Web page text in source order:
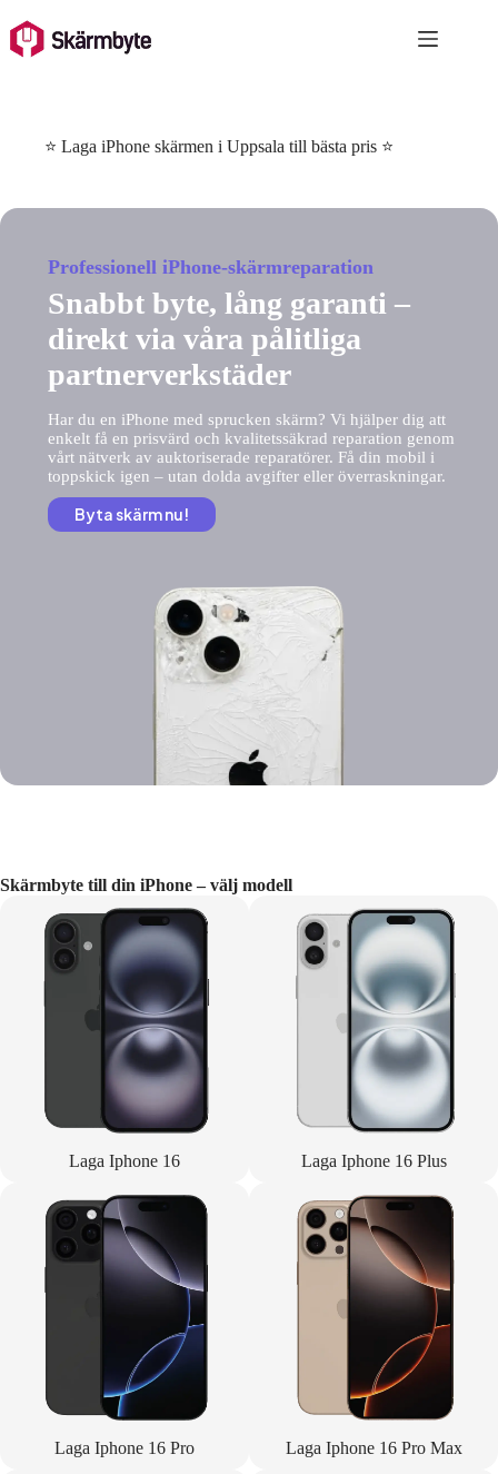
to
content
⭐ Laga iPhone skärmen i Uppsala till bästa pris ⭐
Professionell iPhone-skärmreparation
Snabbt byte, lång garanti –
direkt via våra pålitliga
partnerverkstäder
Har du en iPhone med sprucken skärm? Vi hjälper dig att
enkelt få en prisvärd och kvalitetssäkrad reparation genom
vårt nätverk av auktoriserade reparatörer. Få din mobil i
toppskick igen – utan dolda avgifter eller överraskningar.
Byta skärm nu!
Skärmbyte till din iPhone – välj modell
Laga Iphone 16 Laga Iphone 16 Plus
Laga Iphone 16 Pro Laga Iphone 16 Pro Max